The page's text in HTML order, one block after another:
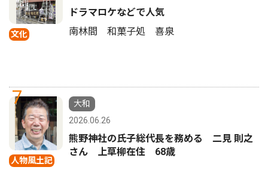
文化
ドラマロケなどで人気
南林間 和菓子処 喜泉
7
人物風土記
大和
2026.06.26
熊野神社の氏子総代長を務める 二見 則之
さん 上草柳在住 68歳